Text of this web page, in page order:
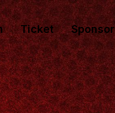
Ticket Sponsor